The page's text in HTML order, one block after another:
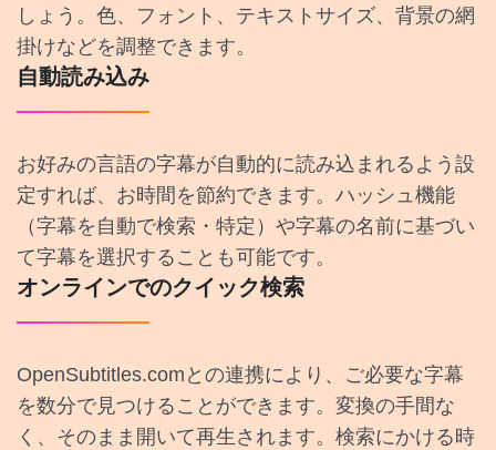
しょう。色、フォント、テキストサイズ、背景の網
掛けなどを調整できます。
自動読み込み
お好みの言語の字幕が自動的に読み込まれるよう設
定すれば、お時間を節約できます。ハッシュ機能
（字幕を自動で検索・特定）や字幕の名前に基づい
て字幕を選択することも可能です。
オンラインでのクイック検索
OpenSubtitles.comとの連携により、ご必要な字幕
を数分で見つけることができます。変換の手間な
く、そのまま開いて再生されます。検索にかける時